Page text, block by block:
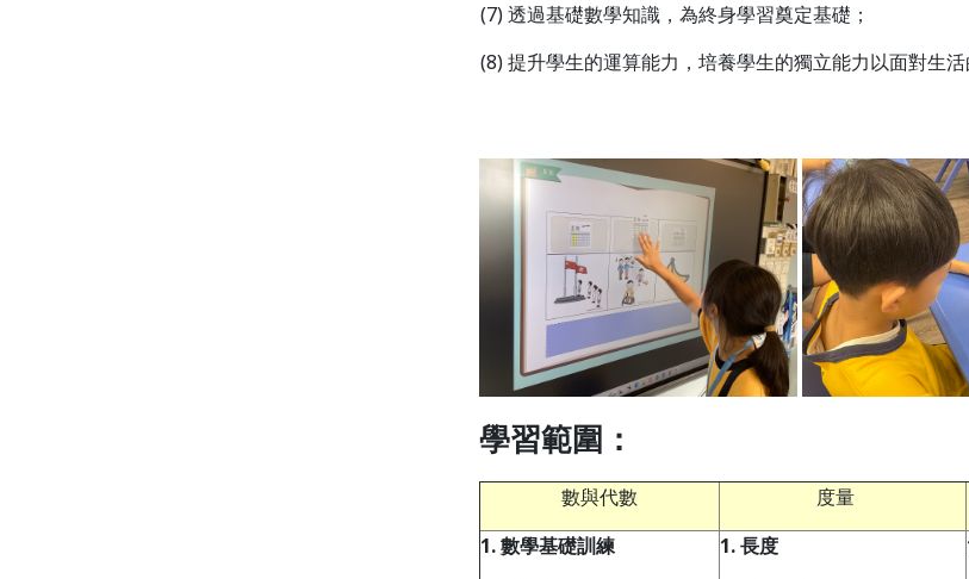
(7) 透過基礎數學知識，為終身學習奠定基礎；
(8) 提升學生的運算能力，培養學生的獨立能力以面對生活
學習範圍：
數與代數 度量
1.數學基礎訓練
1.長度